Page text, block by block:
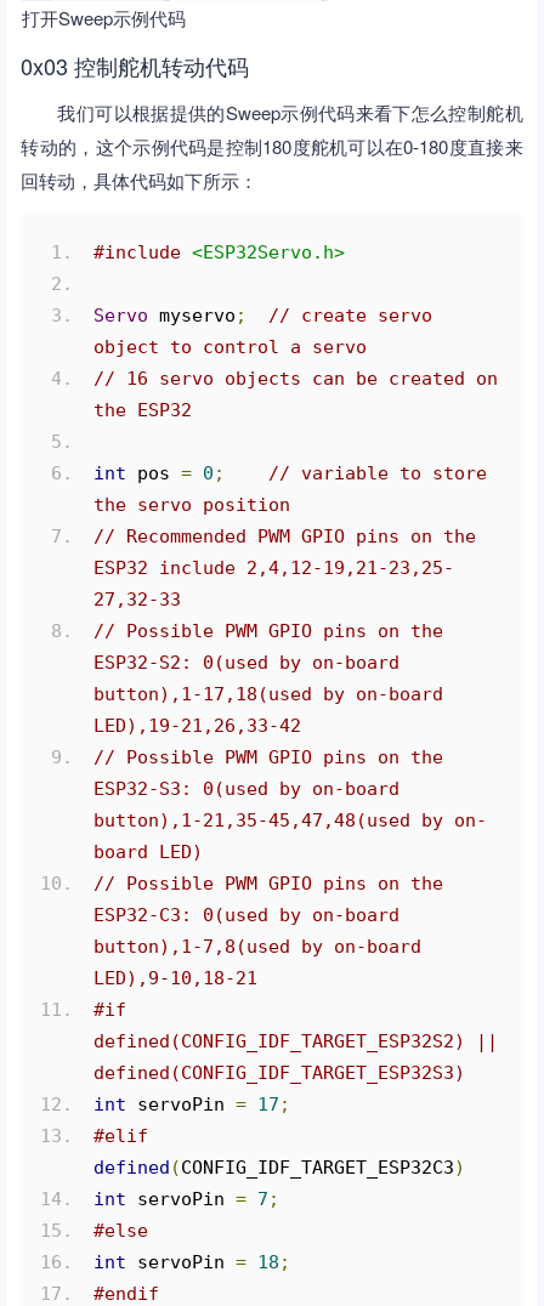
打开Sweep示例代码
0x03 控制舵机转动代码
我们可以根据提供的Sweep示例代码来看下怎么控制舵机
转动的，这个示例代码是控制180度舵机可以在0-180度直接来
回转动，具体代码如下所示：
#include <ESP32Servo.h>
Servo myservo ;
// create servo
object to control a servo
// 16 servo objects can be created on
the ESP32
int pos = 0 ;
// variable to store
the servo position
// Recommended PWM GPIO pins on the
ESP32 include 2,4,12-19,21-23,25-
27,32-33
// Possible PWM GPIO pins on the
ESP32-S2: 0(used by on-board
button),1-17,18(used by on-board
LED),19-21,26,33-42
// Possible PWM GPIO pins on the
ESP32-S3: 0(used by on-board
button),1-21,35-45,47,48(used by on-
board LED)
// Possible PWM GPIO pins on the
ESP32-C3: 0(used by on-board
button),1-7,8(used by on-board
LED),9-10,18-21
#if
defined(CONFIG_IDF_TARGET_ESP32S2) ||
defined(CONFIG_IDF_TARGET_ESP32S3)
int servoPin = 17 ;
#elif
defined (CONFIG_IDF_TARGET_ESP32C3)
int servoPin = 7 ;
#else
int servoPin = 18 ;
#endif